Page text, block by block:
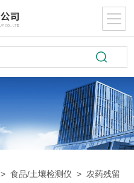
>食品/土壤检测仪 > 农药残留